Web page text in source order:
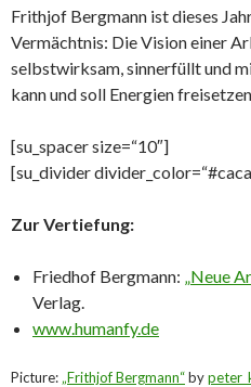
Frithjof Bergmann ist dieses
Vermächtnis: Die Vision einer
selbstwirksam, sinnerfüllt und
kann und soll Energien
[su_spacer size=“10″]
[su_divider
Zur Vertiefung:
Friedhof Bergmann: „Neue
Verlag.
www.humanfy.de
Picture: „Frithjof Bergmann“by